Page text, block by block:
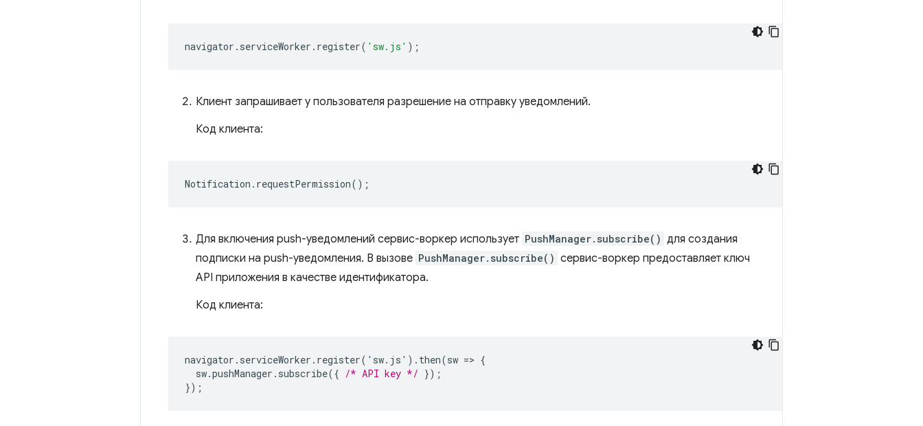
navigator . serviceWorker . register( 'sw.js' );
Клиент запрашивает у пользователя разрешение на отправку уведомлений.
Код клиента:
Notification . requestPermission();
Для включения push-уведомлений сервис-воркер использует PushManager.subscribe() для создания
подписки на push-уведомления. В вызове PushManager.subscribe() сервис-воркер предоставляет ключ
API приложения в качестве идентификатора.
Код клиента:
navigator . serviceWorker . register(' sw. js '). then(sw => {
sw.pushManager . subscribe({ /* API key */ });
});